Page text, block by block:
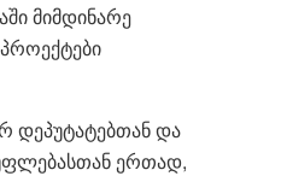
მიმდინარე
დეპუტატებთან და
ერთად,